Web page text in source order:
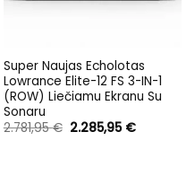
Super Naujas Echolotas
Lowrance Elite-12 FS 3-IN-1
(ROW) Liečiamu Ekranu Su
Sonaru
2.781,95€ Original
2.285,95 €Current